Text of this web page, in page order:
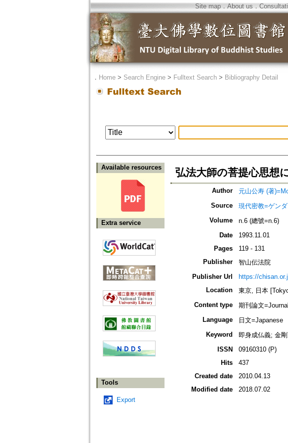
Site map．About us ．
． Home> Search Engine> Fulltext Search> Bibliography Detail
Available resources
Extra service
Tools
Export
弘法大師の菩提心思想
Author
元山公寿 (著
Source
現代密教=ゲン
Volume
n.6 (總號=n.6)
Date
1993.11.01
Pages
119 - 131
Publisher
智山伝法院
Publisher Url
https://
Location
東京, 日本
Content type
期刊論文
Language
日文=Japanese
Keyword
即身成仏義; 金
ISSN
09160310 (P)
Hits
437
Created date
2010.04.13
Modified date
2018.07.02